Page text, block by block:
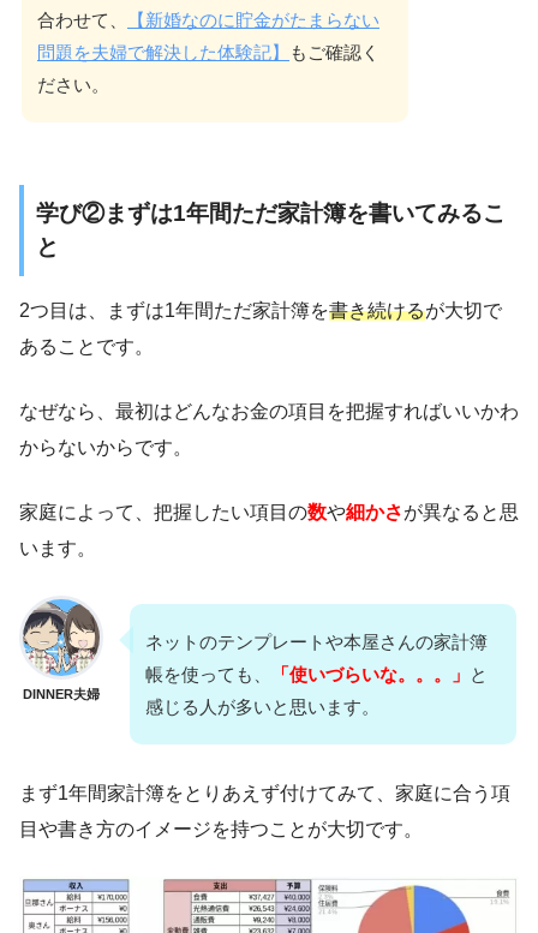
合わせて、
【新婚なのに貯金がたまらない
問題を夫婦で解決した体験記】
もご確認く
ださい。
学び②まずは1年間ただ家計簿を書いてみるこ
と
2つ目は、まずは1年間ただ家計簿を書き続けるが大切で
あることです。
なぜなら、最初はどんなお金の項目を把握すればいいかわ
からないからです。
家庭によって、把握したい項目の数や細かさが異なると思
います。
DINNER夫婦
ネットのテンプレートや本屋さんの家計簿
帳を使っても、
「使いづらいな。。。」 と
感じる人が多いと思います。
まず1年間家計簿をとりあえず付けてみて、家庭に合う項
目や書き方のイメージを持つことが大切です。